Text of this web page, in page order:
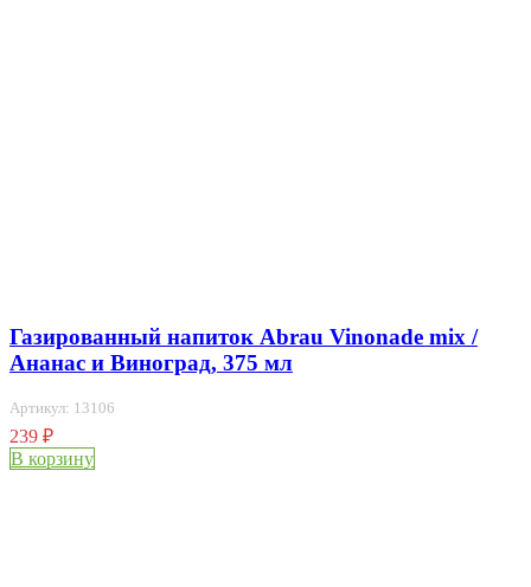
Газированный напиток Abrau Vinonade mix /
Ананас и Виноград, 375 мл
Артикул: 13106
239 ₽
В корзину